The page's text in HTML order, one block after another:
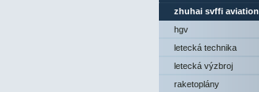
zhuhai svffi aviation
hgv
letecká technika
letecká výzbroj
raketoplány